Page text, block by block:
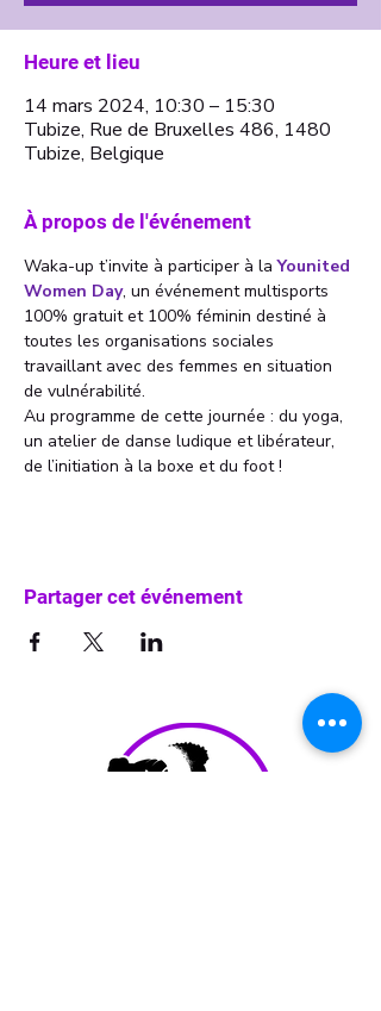
Heure et lieu
14 mars 2024, 10:30 – 15:30
Tubize, Rue de Bruxelles 486, 1480
Tubize, Belgique
À propos de l'événement
Waka-up t’invite à participer à la Younited
Women Day, un événement multisports
100% gratuit et 100% féminin destiné à
toutes les organisations sociales
travaillant avec des femmes en situation
de vulnérabilité.
Au programme de cette journée : du yoga,
un atelier de danse ludique et libérateur,
de l’initiation à la boxe et du foot !
Partager cet événement